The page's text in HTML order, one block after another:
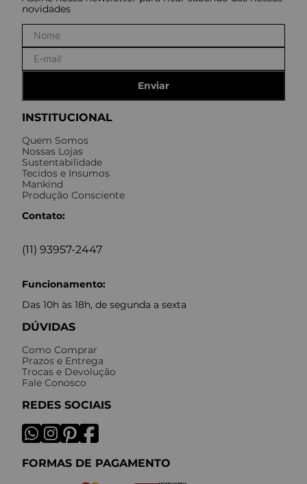
INSTITUCIONAL
Quem Somos
Nossas Lojas
Sustentabilidade
Tecidos e Insumos
Mankind
Produção Consciente
Contato:
(11) 93957-2447
Funcionamento:
Das 10h às 18h, de segunda a sexta
DÚVIDAS
Como Comprar
Prazos e Entrega
Trocas e Devolução
Fale Conosco
REDES SOCIAIS
FORMAS DE PAGAMENTO
novidades
Enviar